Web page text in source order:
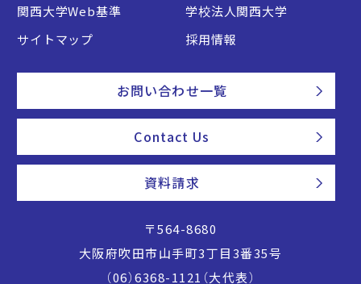
関西大学Web基準
学校法人関西大学
サイトマップ
採用情報
お問い合わせ一覧
Contact Us
資料請求
〒564-8680
大阪府吹田市山手町3丁目3番35号
（06）6368-1121（大代表）